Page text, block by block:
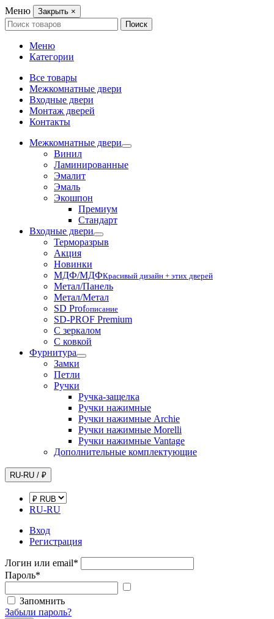
Меню Закрыть ×
Search
for:
Поиск
Меню
Категории
Все товары
Межкомнатные двери
Входные двери
Монтаж дверей
Контакты
Межкомнатные двери
Винил
Ламинированные
Эмалит
Эмаль
Экошпон
Премиум
Стандарт
Входные двери
Терморазрыв
Акция
Новинки
МДФ/МДФКрасивый дизайн + этих дверей
Метал/Панель
Метал/Метал
SD Profописание
SD-PROF Premium
С зеркалом
С ковкой
Фурнитура
Замки
Петли
Ручки
Ручка-защелка
Ручки нажимные
Ручки нажимные Archie
Ручки нажимные Morelli
Ручки нажимные Vantage
Дополнительные комплектующие
RU-RU / ₽
RU-RU
Вход
Регистрация
Логин или email*
Пароль*
Запомнить
Забыли пароль?